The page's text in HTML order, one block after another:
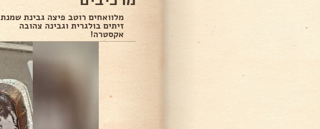
מלוואחים רוטב פיצה גבינת שמנת
זיתים בולגרית וגבינה צהובה
אקסטרה!